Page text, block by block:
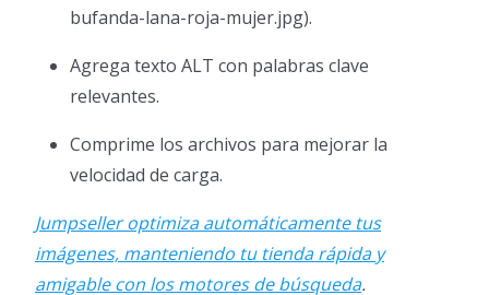
bufanda-lana-roja-mujer.jpg).
Agrega texto ALT con palabras clave
relevantes.
Comprime los archivos para mejorar la
velocidad de carga.
Jumpseller optimiza automáticamente tus
imágenes, manteniendo tu tienda rápida y
amigable con los motores de búsqueda.